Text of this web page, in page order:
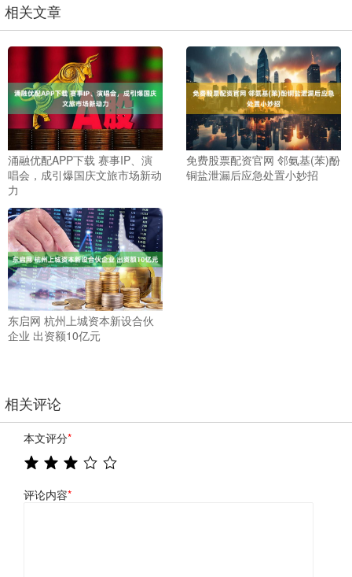
相关文章
涌融优配APP下载 赛事IP、演
唱会，成引爆国庆文旅市场新动
力
免费股票配资官网 邻氨基(苯)酚
铜盐泄漏后应急处置小妙招
东启网 杭州上城资本新设合伙
企业 出资额10亿元
相关评论
本文评分*
评论内容*